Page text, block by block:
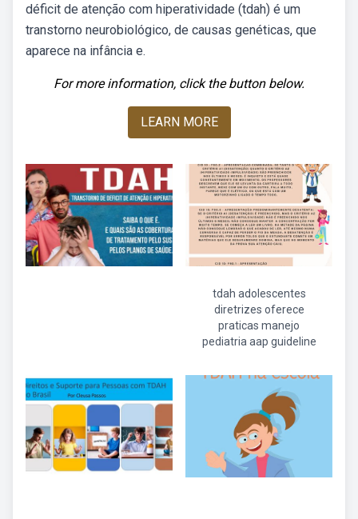
déficit de atenção com hiperatividade (tdah) é um
transtorno neurobiológico, de causas genéticas, que
aparece na infância e.
For more information, click the button below.
LEARN MORE
tdah adolescentes
diretrizes oferece
praticas manejo
pediatria aap guideline